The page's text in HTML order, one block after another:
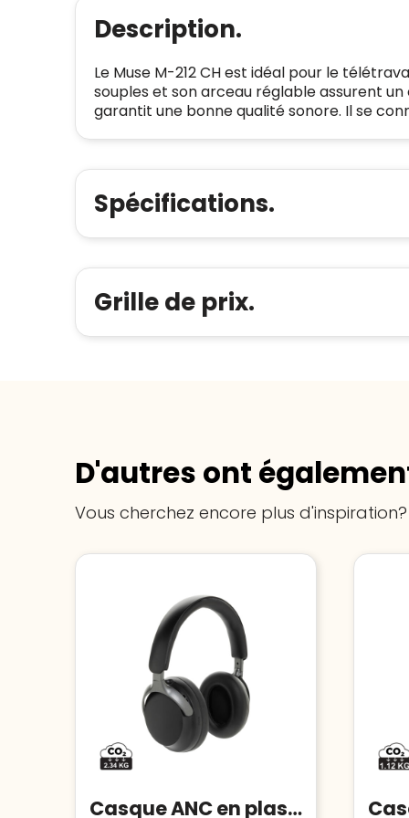
Description.
Le Muse M-212 CH est idéal pour le
souples et son arceau réglable assurent
garantit une bonne qualité sonore. Il se
Spécifications.
Grille de prix.
D'autres ont
Vous cherchez encore plus
Casque ANC en plastique recyclé RCS Soundpro